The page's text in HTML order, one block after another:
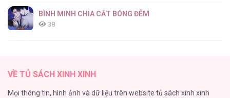
BÌNH MINH CHIA CẮT BÓNG ĐÊM
38
26
VỀ TỦ SÁCH XINH XINH
Mọi thông tin, hình ảnh và dữ liệu trên website tủ sách xinh xinh